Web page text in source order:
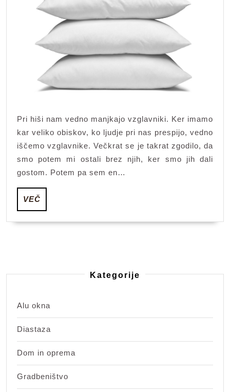
Pri hiši nam vedno manjkajo vzglavniki. Ker imamo
kar veliko obiskov, ko ljudje pri nas prespijo, vedno
iščemo vzglavnike. Večkrat se je takrat zgodilo, da
smo potem mi ostali brez njih, ker smo jih dali
gostom. Potem pa sem en…
VEČ
Kategorije
Alu okna
Diastaza
Dom in oprema
Gradbeništvo